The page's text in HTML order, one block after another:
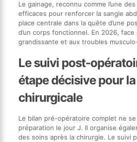
Le gainage, reconnu comme l’une
efficaces pour renforcer la sangle
place centrale dans la quête d’une
d’un corps fonctionnel. En 2026,
grandissante et aux troubles
Le suivi post-
étape décisive pour
chirurgicale
Le bilan pré-opératoire complet ne
préparation le jour J. Il organise
des soins après la chirurgie. Le suivi